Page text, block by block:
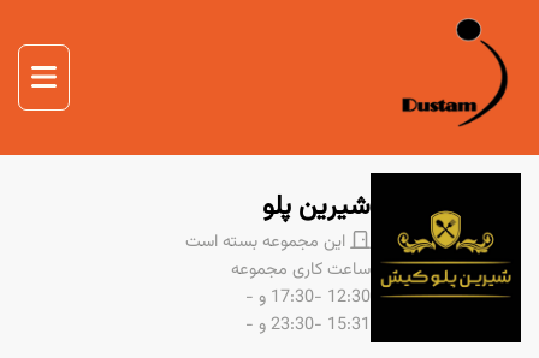
صفحه اصلی
غذا
صفحه اصلی
دوستم
تماس با ما
شیرین پلو
این مجموعه بسته است
ساعت کاری مجموعه
12:30 -17:30
و -
15:31 -23:30
و -